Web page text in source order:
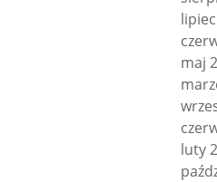
maj
luty